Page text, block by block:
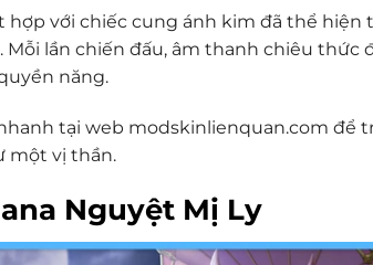
hợp với chiếc cung ánh kim đã thể hiện
lần chiến đấu, âm thanh chiêu thức
năng.
tại web modskinlienquan.com để
một vị thần.
Nguyệt Mị Ly